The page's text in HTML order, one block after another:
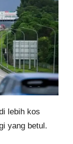
lebih kos
yang betul.